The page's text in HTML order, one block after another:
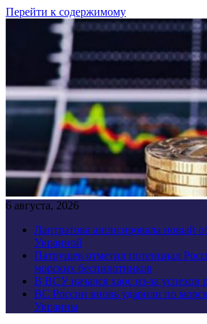
Перейти к содержимому
6 августа, 2026
Лантратова анонсировала новый
Украиной
Патрушев отметил потенциал
морских беспилотников
В ВСУ начался хаос из-за успехов
ВС России вновь ударили по
Украины